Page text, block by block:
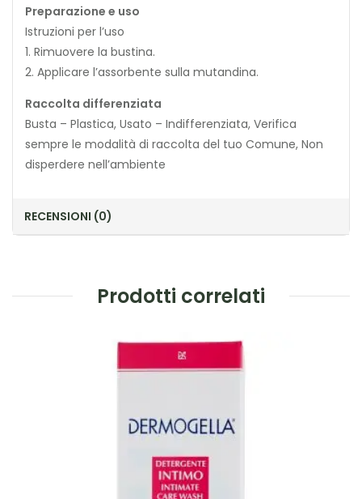
Preparazione e uso
Istruzioni per l’uso
1. Rimuovere la bustina.
2. Applicare l’assorbente sulla mutandina.
Raccolta differenziata
Busta – Plastica, Usato – Indifferenziata, Verifica
sempre le modalità di raccolta del tuo Comune, Non
disperdere nell’ambiente
RECENSIONI (0)
Prodotti correlati